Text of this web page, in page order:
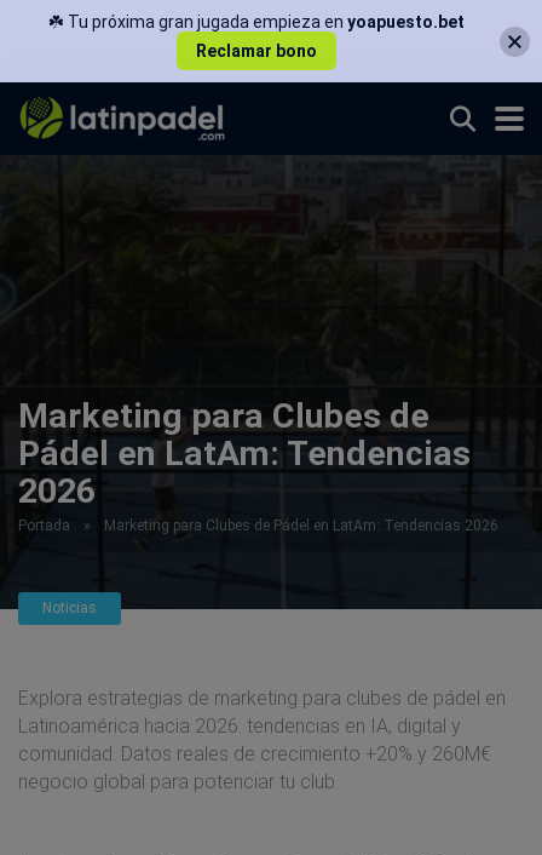
Marketing para Clubes de
Pádel en LatAm: Tendencias
2026
Portada » Marketing para Clubes de Pádel en LatAm: Tendencias 2026
Noticias
Explora estrategias de marketing para clubes de pádel en
Latinoamérica hacia 2026: tendencias en IA, digital y
comunidad. Datos reales de crecimiento +20% y 260M€
negocio global para potenciar tu club.
☘️ Tu próxima gran jugada empieza en yoapuesto.bet
Reclamar bono